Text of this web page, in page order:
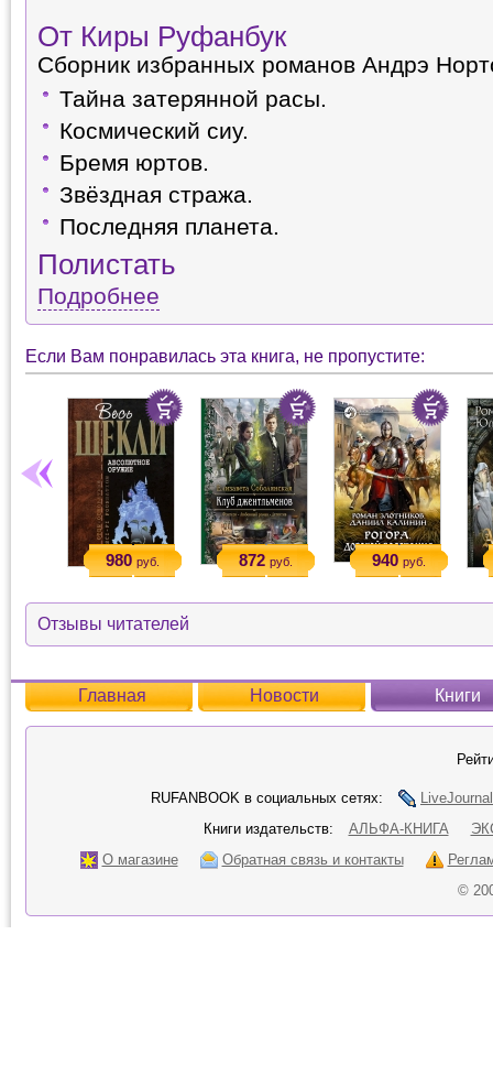
От Киры Руфанбук
Сборник избранных романов Андрэ
Тайна затерянной расы.
Космический сиу.
Бремя юртов.
Звёздная стража.
Последняя планета.
Полистать
Подробнее
Если Вам понравилась эта книга, не пропустите:
980 руб. 872 руб. 940 руб.
Отзывы читателей
Главная Новости Книги
RUFANBOOK в социальных сетях:
LiveJournal
Книги издательств:
АЛЬФА-КНИГА
О магазине
Обратная связь и контакты
©